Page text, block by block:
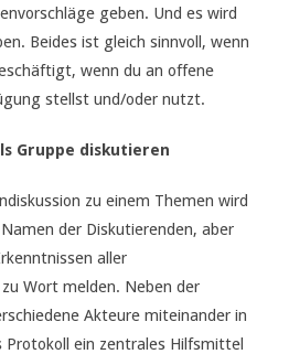
geben. Und es wird
Beides ist gleich sinnvoll, wenn
wenn du an offene
stellst und/oder nutzt.
Gruppe diskutieren
zu einem Themen wird
der Diskutierenden, aber
aller
Wort melden. Neben der
Akteure miteinander in
ein zentrales Hilfsmittel